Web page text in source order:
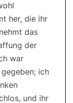
her, die ihr
das
der
war
ich
und ihr